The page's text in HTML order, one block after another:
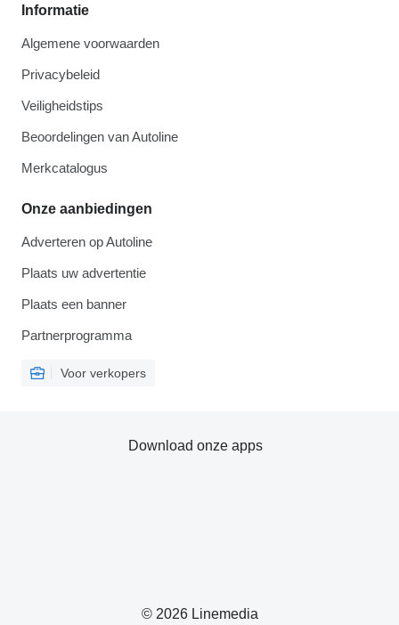
Informatie
Algemene voorwaarden
Privacybeleid
Veiligheidstips
Beoordelingen van Autoline
Merkcatalogus
Onze aanbiedingen
Adverteren op Autoline
Plaats uw advertentie
Plaats een banner
Partnerprogramma
Voor verkopers
© 2026 Linemedia
Download onze apps